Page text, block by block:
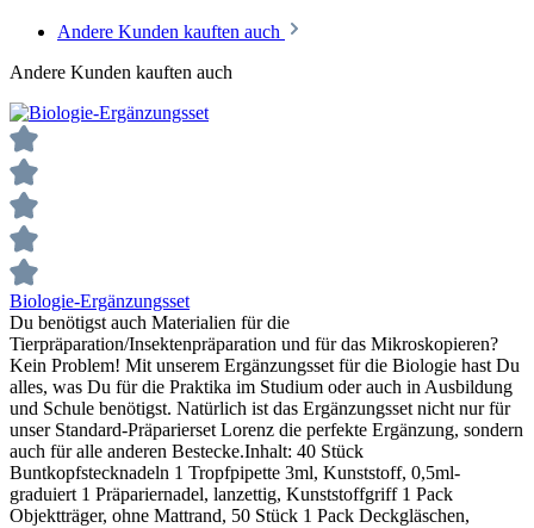
Andere Kunden kauften auch
Andere Kunden kauften auch
Biologie-Ergänzungsset
Du benötigst auch Materialien für die
Tierpräparation/Insektenpräparation und für das Mikroskopieren?
Kein Problem! Mit unserem Ergänzungsset für die Biologie hast Du
alles, was Du für die Praktika im Studium oder auch in Ausbildung
und Schule benötigst. Natürlich ist das Ergänzungsset nicht nur für
unser Standard-Präparierset Lorenz die perfekte Ergänzung, sondern
auch für alle anderen Bestecke.Inhalt: 40 Stück
Buntkopfstecknadeln 1 Tropfpipette 3ml, Kunststoff, 0,5ml-
graduiert 1 Präpariernadel, lanzettig, Kunststoffgriff 1 Pack
Objektträger, ohne Mattrand, 50 Stück 1 Pack Deckgläschen,